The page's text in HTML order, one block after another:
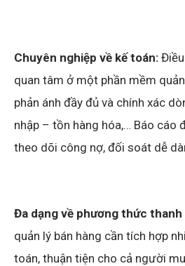
Chuyên nghiệp về kế toán:
quan tâm ở một phần mềm
phản ánh đầy đủ và chính xác
nhập – tồn hàng hóa,… Báo cáo
theo dõi công nợ, đối soát dễ
Đa dạng về phương thức thanh
quản lý bán hàng cần tích hợp
toán, thuận tiện cho cả người